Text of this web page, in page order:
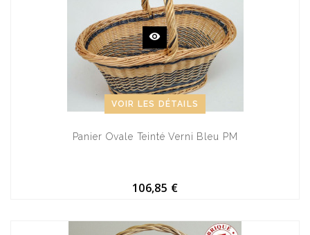
VOIR LES DÉTAILS
Panier Ovale Teinté Verni Bleu PM
106,85 €